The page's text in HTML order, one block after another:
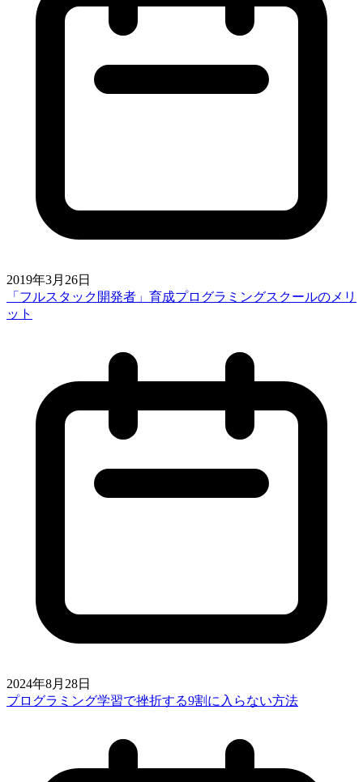
2019年3月26日
「フルスタック開発者」育成プログラミングスクールのメリ
ット
2024年8月28日
プログラミング学習で挫折する9割に入らない方法